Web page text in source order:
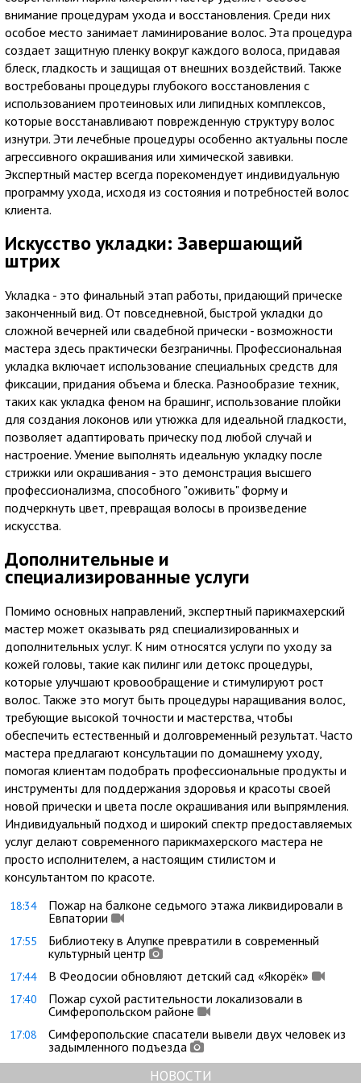
внимание процедурам ухода и восстановления. Среди них
особое место занимает ламинирование волос. Эта процедура
создает защитную пленку вокруг каждого волоса, придавая
блеск, гладкость и защищая от внешних воздействий. Также
востребованы процедуры глубокого восстановления с
использованием протеиновых или липидных комплексов,
которые восстанавливают поврежденную структуру волос
изнутри. Эти лечебные процедуры особенно актуальны после
агрессивного окрашивания или химической завивки.
Экспертный мастер всегда порекомендует индивидуальную
программу ухода, исходя из состояния и потребностей волос
клиента.
Искусство укладки: Завершающий
штрих
Укладка - это финальный этап работы, придающий прическе
законченный вид. От повседневной, быстрой укладки до
сложной вечерней или свадебной прически - возможности
мастера здесь практически безграничны. Профессиональная
укладка включает использование специальных средств для
фиксации, придания объема и блеска. Разнообразие техник,
таких как укладка феном на брашинг, использование плойки
для создания локонов или утюжка для идеальной гладкости,
позволяет адаптировать прическу под любой случай и
настроение. Умение выполнять идеальную укладку после
стрижки или окрашивания - это демонстрация высшего
профессионализма, способного "оживить" форму и
подчеркнуть цвет, превращая волосы в произведение
искусства.
Дополнительные и
специализированные услуги
Помимо основных направлений, экспертный парикмахерский
мастер может оказывать ряд специализированных и
дополнительных услуг. К ним относятся услуги по уходу за
кожей головы, такие как пилинг или детокс процедуры,
которые улучшают кровообращение и стимулируют рост
волос. Также это могут быть процедуры наращивания волос,
требующие высокой точности и мастерства, чтобы
обеспечить естественный и долговременный результат. Часто
мастера предлагают консультации по домашнему уходу,
помогая клиентам подобрать профессиональные продукты и
инструменты для поддержания здоровья и красоты своей
новой прически и цвета после окрашивания или выпрямления.
Индивидуальный подход и широкий спектр предоставляемых
услуг делают современного парикмахерского мастера не
просто исполнителем, а настоящим стилистом и
консультантом по красоте.
18:34
Пожар на балконе седьмого этажа ликвидировали в
Евпатории
17:55
Библиотеку в Алупке превратили в современный
культурный центр
17:44 В Феодосии обновляют детский сад «Якорёк»
17:40
Пожар сухой растительности локализовали в
Симферопольском районе
17:08
Симферопольские спасатели вывели двух человек из
задымленного подъезда
НОВОСТИ